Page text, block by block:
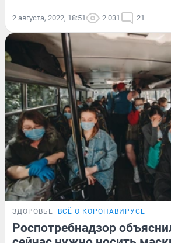
2 августа, 2022, 18:51 2 031 21
ЗДОРОВЬЕ ВСЁ О КОРОНАВИРУСЕ
Роспотребнадзор